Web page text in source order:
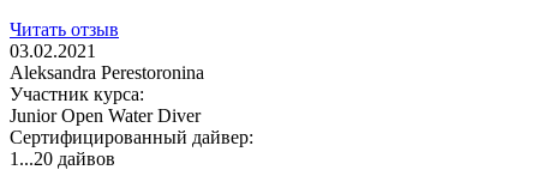
Читать отзыв
03.02.2021
Aleksandra Perestoronina
Участник курса:
Junior Open Water Diver
Сертифицированный дайвер:
1...20 дайвов